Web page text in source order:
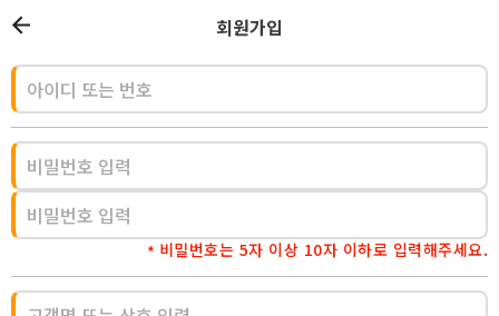
회원가입
비밀번호는 5자 이상 10자 이하로 입력해주세요.